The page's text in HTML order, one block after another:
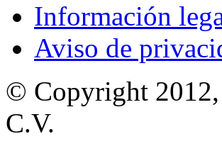
Información
Aviso de
© Copyright
C.V.